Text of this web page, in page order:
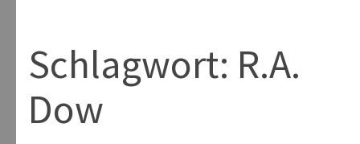
Schlagwort: R.A.
Dow